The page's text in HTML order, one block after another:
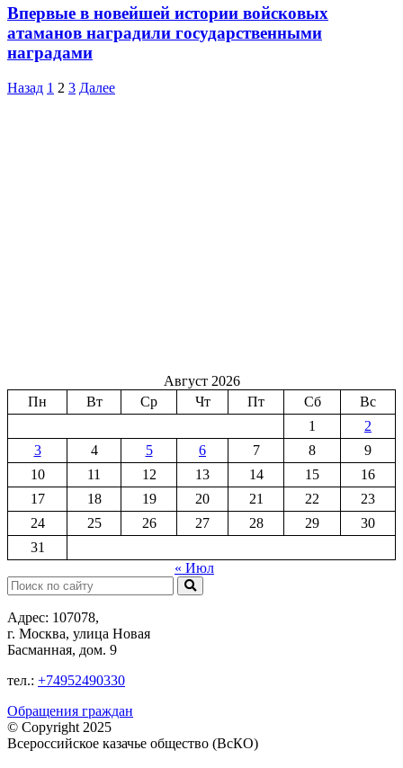
Впервые в новейшей истории войсковых
атаманов наградили государственными
наградами
Назад 1 2 3 Далее
Август 2026
Пн
Вт Ср Чт Пт Сб
Вс
1
2
3
4 5 6 7 8
9
10
11 12 13 14 15
16
17
18 19 20 21 22
23
24
25 26 27 28 29
30
31
« Июл
Поиск:
Адрес: 107078,
г. Москва, улица Новая
Басманная, дом. 9
тел.: +74952490330
Обращения граждан
© Copyright 2025
Всероссийское казачье общество (ВсКО)